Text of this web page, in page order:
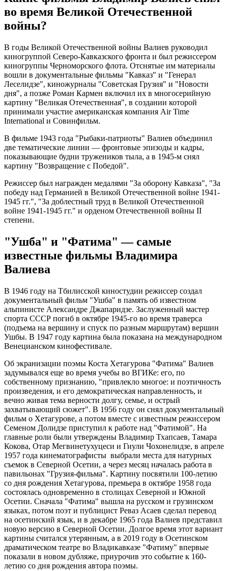
во время Великой Отечественной
войны?
В годы Великой Отечественной войны Валиев руководил
киногруппой Северо-Кавказского фронта и был режиссером
киногруппы Черноморского флота. Отснятые им материалы
вошли в документальные фильмы "Кавказ" и "Генерал
Леселидзе", киножурналы "Советская Грузия" и "Новости
дня", а позже Роман Кармен включил их в многосерийную
картину "Великая Отечественная", в создании которой
принимали участие американская компания Air Time
International и Совинфильм.
В фильме 1943 года "Рыбаки-патриоты" Валиев объединил
две тематические линии — фронтовые эпизоды и кадры,
показывающие будни тружеников тыла, а в 1945-м снял
картину "Возвращение с Победой".
Режиссер был награжден медалями "За оборону Кавказа", "За
победу над Германией в Великой Отечественной войне 1941-
1945 гг.", "За доблестный труд в Великой Отечественной
войне 1941-1945 гг." и орденом Отечественной войны II
степени.
"Ушба" и "Фатима" — самые
известные фильмы Владимира
Валиева
В 1946 году на Тбилисской киностудии режиссер создал
документальный фильм "Ушба" в память об известном
альпинисте Александре Джапаридзе. Заслуженный мастер
спорта СССР погиб в октябре 1945-го во время траверса
(подъема на вершину и спуск по разным маршрутам) вершин
Ушбы. В 1947 году картина была показана на международном
Венецианском кинофестивале.
Об экранизации поэмы Коста Хетагурова "Фатима" Валиев
задумывался еще во время учебы во ВГИКе: его, по
собственному признанию, "привлекло многое: и поэтичность
произведения, и его демократическая направленность, и
вечно живая тема верности долгу, семье, и острый
захватывающий сюжет". В 1956 году он снял документальный
фильм о Хетагурове, а потом вместе с известным режиссером
Семеном Долидзе приступил к работе над "Фатимой". На
главные роли были утверждены Владимир Тхапсаев, Тамара
Кокова, Отар Мегвинетухуцеси и Гиули Чохонелидзе, в апреле
1957 года кинематографисты выбрали места для натурных
съемок в Северной Осетии, а через месяц началась работа в
павильонах "Грузия-фильма". Картину посвятили 100-летию
со дня рождения Хетагурова, премьера в октябре 1958 года
состоялась одновременно в столицах Северной и Южной
Осетии. Сначала "Фатима" вышла на русском и грузинском
языках, потом поэт и публицист Реваз Асаев сделал перевод
на осетинский язык, и в декабре 1965 года Валиев представил
новую версию в Северной Осетии. Долгое время этот вариант
картины считался утерянным, а в 2019 году в Осетинском
драматическом театре во Владикавказе "Фатиму" впервые
показали в новом дубляже, приурочив это событие к 160-
летию со дня рождения автора поэмы.